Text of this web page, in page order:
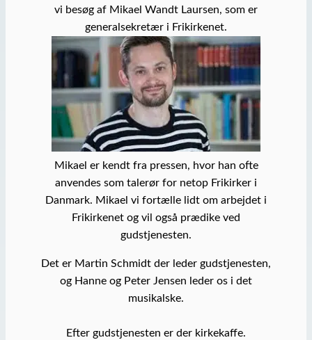
vi besøg af Mikael Wandt Laursen, som er
generalsekretær i Frikirkenet.
Mikael er kendt fra pressen, hvor han ofte
anvendes som talerør for netop Frikirker i
Danmark. Mikael vi fortælle lidt om arbejdet i
Frikirkenet og vil også prædike ved
gudstjenesten.
Det er Martin Schmidt der leder gudstjenesten,
og Hanne og Peter Jensen leder os i det
musikalske.
Efter gudstjenesten er der kirkekaffe.